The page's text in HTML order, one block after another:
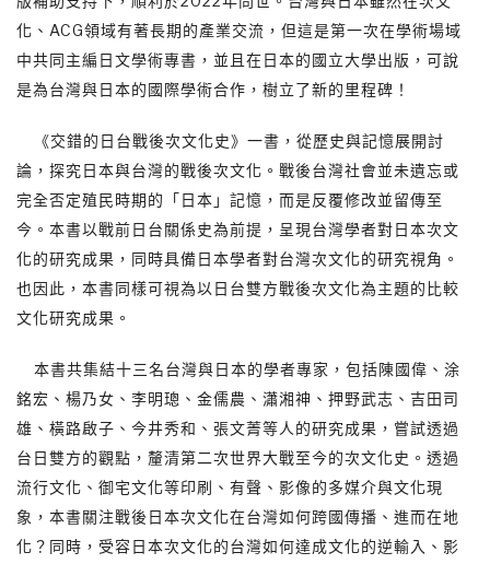
化、ACG領域有著長期的產業交流，但這是第一次在學術場域
中共同主編日文學術專書，並且在日本的國立大學出版，可說
是為台灣與日本的國際學術合作，樹立了新的里程碑！
《交錯的日台戰後次文化史》一書，從歷史與記憶展開討
論，探究日本與台灣的戰後次文化。戰後台灣社會並未遺忘或
完全否定殖民時期的「日本」記憶，而是反覆修改並留傳至
今。本書以戰前日台關係史為前提，呈現台灣學者對日本次文
化的研究成果，同時具備日本學者對台灣次文化的研究視角。
也因此，本書同樣可視為以日台雙方戰後次文化為主題的比較
文化研究成果。
本書共集結十三名台灣與日本的學者專家，包括陳國偉、涂
銘宏、楊乃女、李明璁、金儒農、瀟湘神、押野武志、吉田司
雄、橫路啟子、今井秀和、張文菁等人的研究成果，嘗試透過
台日雙方的觀點，釐清第二次世界大戰至今的次文化史。透過
流行文化、御宅文化等印刷、有聲、影像的多媒介與文化現
象，本書關注戰後日本次文化在台灣如何跨國傳播、進而在地
化？同時，受容日本次文化的台灣如何達成文化的逆輸入、影